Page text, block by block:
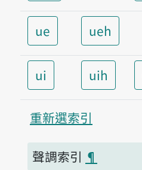
ue ueh
ui uih
重新選索引
聲調索引 ¶